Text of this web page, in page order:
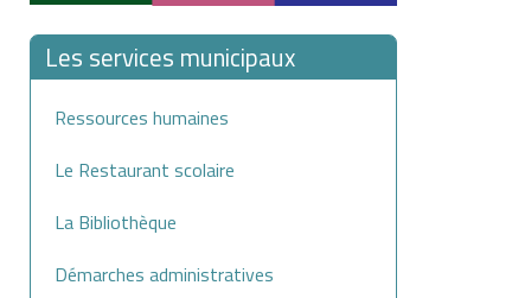
Les services municipaux
Ressources humaines
Le Restaurant scolaire
La Bibliothèque
Démarches administratives